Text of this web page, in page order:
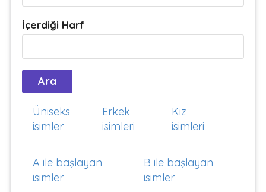
İçerdiği Harf
Üniseks
isimler
Erkek
isimleri
Kız
isimleri
A ile başlayan
isimler
B ile başlayan
isimler